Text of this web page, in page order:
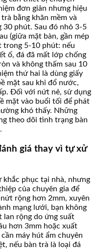
đơn giản nhưng hiệu
bằng khăn mềm và
30 phút. Sau đó nhỏ 3-5
(giữa mặt bàn, gần mép
trong 5-10 phút: nếu
ố, đá đã mất lớp chống
và không thấm sau 10
thứ hai là dùng giấy
mặt sau khi đổ nước,
Đối với nứt nẻ, sử dụng
mặt vào buổi tối để phát
khó thấy. Những
theo dõi tình trạng bàn
giá thay vì tự xử
khắc phục tại nhà, nhưng
của chuyên gia để
rộng hơn 2mm, xuyên
mạng lưới, bạn không
lan rộng do ứng suất
hơn 3mm hoặc xuất
máy hút ẩm chuyên
nếu bàn trà là loại đá